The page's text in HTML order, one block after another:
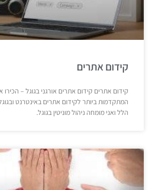
קידום אתרים
קידום אתרים קידום אתרים אורגני בגוגל –
המתקדמות ביותר לקידום אתרים באינטרנט
הלל ואני מומחה ניהול מוניטין בגוגל.